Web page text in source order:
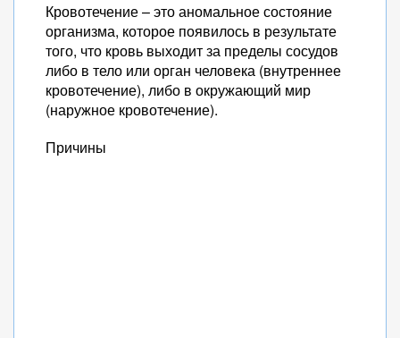
Кровотечение – это аномальное состояние
организма, которое появилось в результате
того, что кровь выходит за пределы сосудов
либо в тело или орган человека (внутреннее
кровотечение), либо в окружающий мир
(наружное кровотечение).
Причины